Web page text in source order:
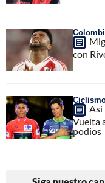
con
Así
Vuelta
podios